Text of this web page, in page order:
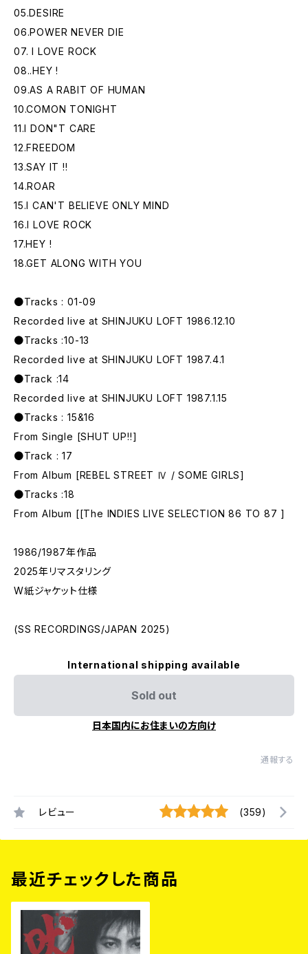
05.DESIRE
06.POWER NEVER DIE
07. I LOVE ROCK
08..HEY !
09.AS A RABIT OF HUMAN
10.COMON TONIGHT
11.I DON"T CARE
12.FREEDOM
13.SAY IT !!
14.ROAR
15.I CAN'T BELIEVE ONLY MIND
16.I LOVE ROCK
17.HEY !
18.GET ALONG WITH YOU
●Tracks : 01-09
Recorded live at SHINJUKU LOFT 1986.12.10
●Tracks :10-13
Recorded live at SHINJUKU LOFT 1987.4.1
●Track :14
Recorded live at SHINJUKU LOFT 1987.1.15
●Tracks : 15&16
From Single [SHUT UP!!]
●Track : 17
From Album [REBEL STREET Ⅳ / SOME GIRLS]
●Tracks :18
From Album [[The INDIES LIVE SELECTION 86 TO 87 ]
1986/1987年作品
2025年リマスタリング
W紙ジャケット仕様
(SS RECORDINGS/JAPAN 2025)
International shipping available
Sold out
日本国内にお住まいの方向け
通報する
レビュー (359)
最近チェックした商品